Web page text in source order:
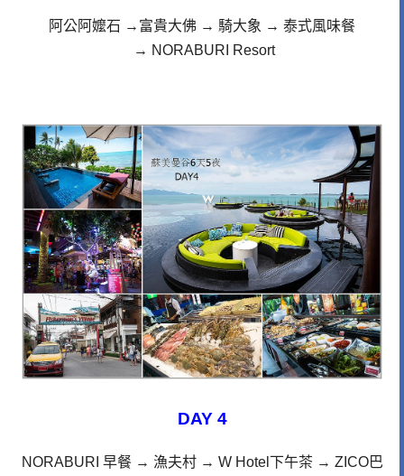
阿公阿嬤石 →富貴大佛 → 騎大象 → 泰式風味餐
→ NORABURI Resort
DAY 4
NORABURI 早餐 → 漁夫村 → W Hotel下午茶 → ZICO巴